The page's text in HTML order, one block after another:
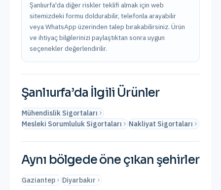
Şanlıurfa'da diğer riskler teklifi almak için web
sitemizdeki formu doldurabilir, telefonla arayabilir
veya WhatsApp üzerinden talep bırakabilirsiniz. Ürün
ve ihtiyaç bilgilerinizi paylaştıktan sonra uygun
seçenekler değerlendirilir.
Şanlıurfa’da İlgili Ürünler
Mühendislik Sigortaları
Mesleki Sorumluluk Sigortaları
Nakliyat Sigortaları
Aynı bölgede öne çıkan şehirler
Gaziantep Diyarbakır